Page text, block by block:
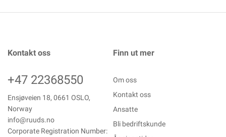
Kontakt oss
+47 22368550
Ensjøveien 18, 0661 OSLO,
Norway
info@ruuds.no
Corporate Registration Number:
Finn ut mer
Om oss
Kontakt oss
Ansatte
Bli bedriftskunde